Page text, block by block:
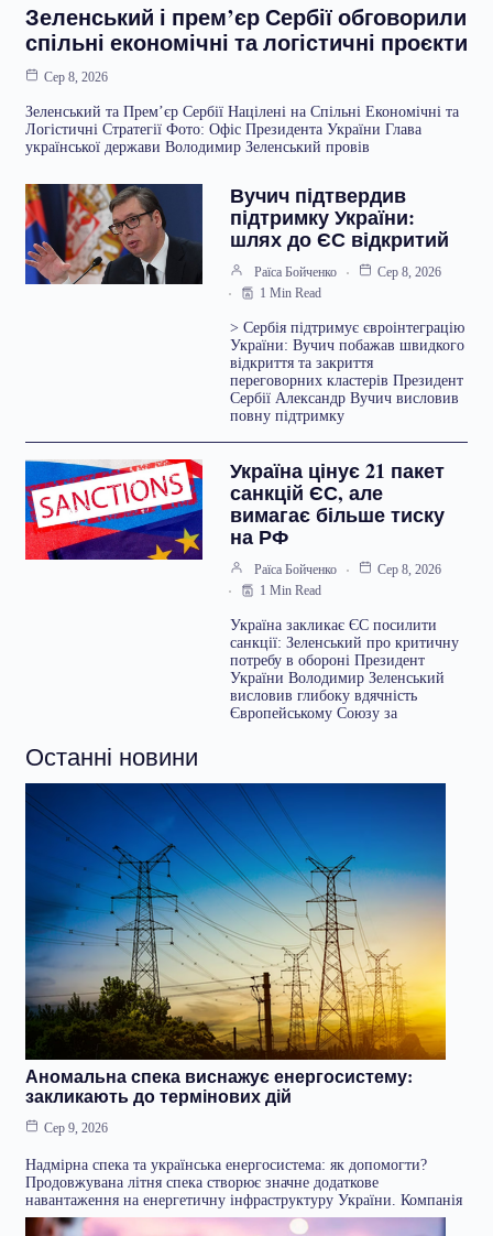
Зеленський і прем’єр Сербії обговорили
спільні економічні та логістичні проєкти
Сер 8, 2026
Зеленський та Прем’єр Сербії Націлені на Спільні Економічні та
Логістичні Стратегії Фото: Офіс Президента України Глава
української держави Володимир Зеленський провів
Вучич підтвердив
підтримку України:
шлях до ЄС відкритий
Раїса Бойченко
Сер 8, 2026
1 Min Read
> Сербія підтримує євроінтеграцію
України: Вучич побажав швидкого
відкриття та закриття
переговорних кластерів Президент
Сербії Александр Вучич висловив
повну підтримку
Україна цінує 21 пакет
санкцій ЄС, але
вимагає більше тиску
на РФ
Раїса Бойченко
Сер 8, 2026
1 Min Read
Україна закликає ЄС посилити
санкції: Зеленський про критичну
потребу в обороні Президент
України Володимир Зеленський
висловив глибоку вдячність
Європейському Союзу за
Останні новини
Аномальна спека виснажує енергосистему:
закликають до термінових дій
Сер 9, 2026
Надмірна спека та українська енергосистема: як допомогти?
Продовжувана літня спека створює значне додаткове
навантаження на енергетичну інфраструктуру України. Компанія